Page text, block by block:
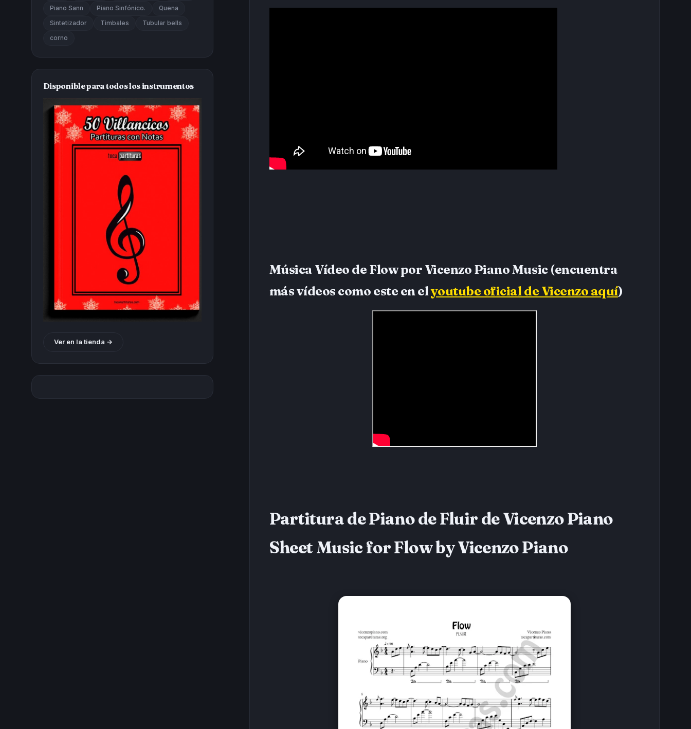
Música Vídeo de Flow por Vicenzo Piano Music (encuentra
más vídeos como este en elyoutube oficial de Vicenzo aquí)
Partitura de Piano de Fluir de Vicenzo Piano
Sheet Music for Flow by Vicenzo Piano
Piano Sann Piano Sinfónico. Quena
Sintetizador Timbales Tubular bells
corno
Disponible para todos los instrumentos
Ver en la tienda →